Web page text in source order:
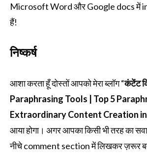
Microsoft Word और Google docs में
हैं!
निष्कर्ष
आशा करता हूँ दोस्तों आपको मेरा ब्लॉग “कंटेंट
Paraphrasing Tools | Top 5
Extraordinary Content Creation
आया होगा। अगर आपका किसी भी तरह का
नीचे comment section में लिखकर ज़रूर